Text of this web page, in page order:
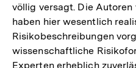
völlig versagt. Die
haben hier wesentlich
Risikobeschreibungen
wissenschaftliche
Experten erheblich